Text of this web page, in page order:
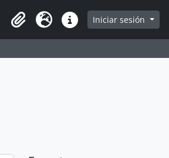
Portapapeles
Idioma Enlaces rápidos
Iniciar sesión